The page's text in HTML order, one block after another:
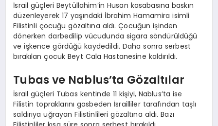
İsrail güçleri Beytüllahim’in Husan kasabasına baskın
düzenleyerek 17 yaşındaki İbrahim Hamamira isimli
Filistinli çocuğu gözaltına aldı. Çocuğun işinden
dönerken darbedilip vücudunda sigara söndürüldüğü
ve işkence gördüğü kaydedildi. Daha sonra serbest
bırakılan çocuk Beyt Cala Hastanesine kaldırıldı.
Tubas ve Nablus’ta Gözaltılar
İsrail güçleri Tubas kentinde 11 kişiyi, Nablus’ta ise
Filistin topraklarını gasbeden İsrailliler tarafından taşlı
saldırıya uğrayan Filistinlileri gözaltına aldı. Bazı